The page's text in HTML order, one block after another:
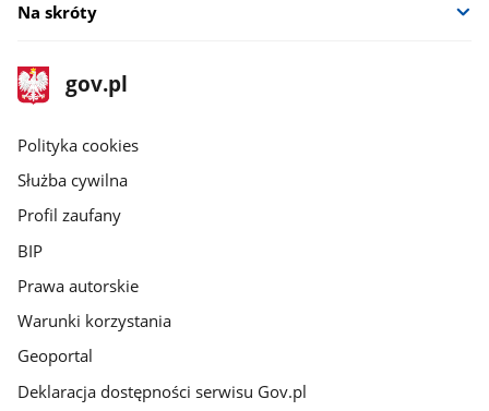
Na skróty
stopka
gov.pl
Strona
gov.pl
gov.pl
Polityka cookies
Służba cywilna
Profil zaufany
BIP
Prawa autorskie
Warunki korzystania
Geoportal
Deklaracja dostępności serwisu Gov.pl